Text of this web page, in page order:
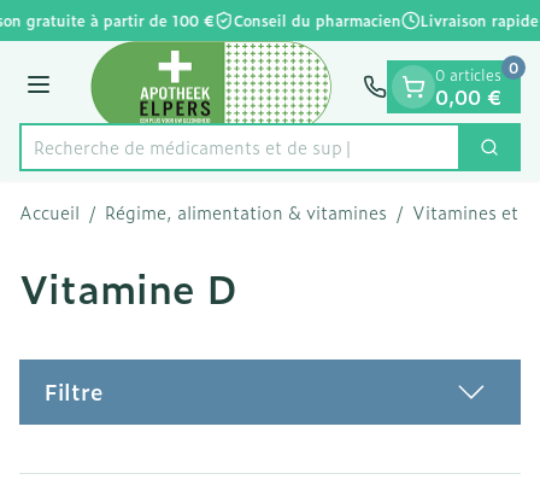
Aller au contenu
1 de 1
gratuite à partir de 100 € Conseil du pharmacien Livraison rapide
Menu
Rechercher
Recherche de m
0 articles
0,00 €
0
Accueil / Régime, alimentation & vitamines / Vitamines et
Vitamine D
Filtre